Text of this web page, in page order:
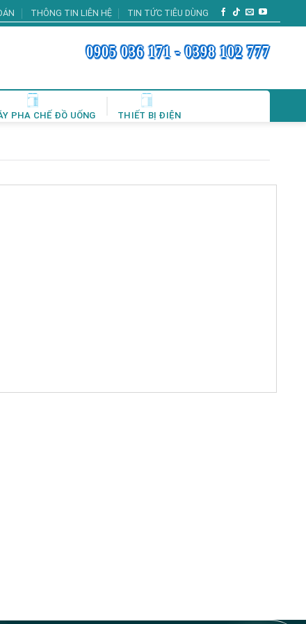
THÔNG TIN LIÊN HỆ TIN TỨC TIÊU DÙNG
0905 036 171 - 0398 102 777
PHA CHẾ ĐỒ UỐNG THIẾT BỊ ĐIỆN